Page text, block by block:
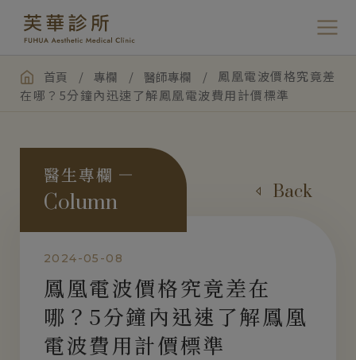
首頁 / 專欄 / 醫師專欄 /
鳳凰電波價格究竟差
在哪？5分鐘內迅速了解鳳凰電波費用計價標準
醫生專欄
Column Back
2024-05-08
鳳凰電波價格究竟差在
哪？5分鐘內迅速了解鳳凰
電波費用計價標準